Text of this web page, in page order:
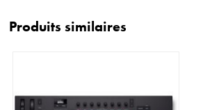
Produits similaires